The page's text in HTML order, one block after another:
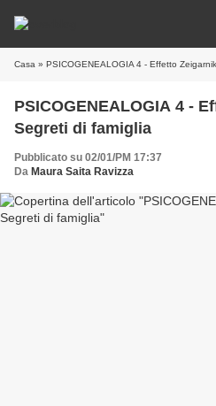
Casa » PSICOGENEALOGIA 4 - Effetto
PSICOGENEALOGIA 4 -
Segreti di famiglia
Pubblicato su 02/01/PM 17:37
Da Maura Saita Ravizza